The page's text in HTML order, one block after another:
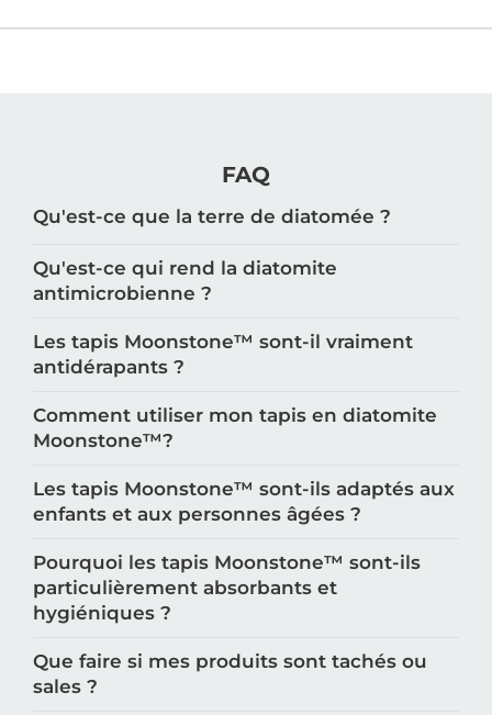
FAQ
Qu'est-ce que la terre de diatomée ?
Qu'est-ce qui rend la diatomite
antimicrobienne ?
Les tapis Moonstone™️ sont-il vraiment
antidérapants ?
Comment utiliser mon tapis en diatomite
Moonstone™️?
Les tapis Moonstone™️ sont-ils adaptés aux
enfants et aux personnes âgées ?
Pourquoi les tapis Moonstone™️ sont-ils
particulièrement absorbants et
hygiéniques ?
Que faire si mes produits sont tachés ou
sales ?